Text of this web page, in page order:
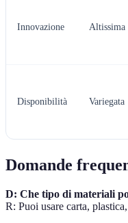
Innovazione Altissima
Disponibilità Variegata
Domande
D: Che tipo di materiali
R: Puoi usare carta,